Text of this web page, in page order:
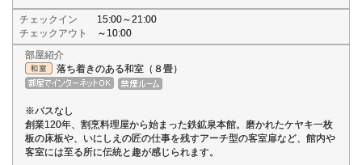
チェックイン
15:00～21:00
チェックアウト
～10:00
部屋紹介
落ち着きのある和室（８畳）
※バスなし
創業120年、割烹料理屋から始まった鉄鉱泉本館。磨かれたケヤキ一枚
板の床板や、いにしえの匠の仕事を残すアーチ型の客室扉など、館内や
客室には至る所に伝統と趣が感じられます。